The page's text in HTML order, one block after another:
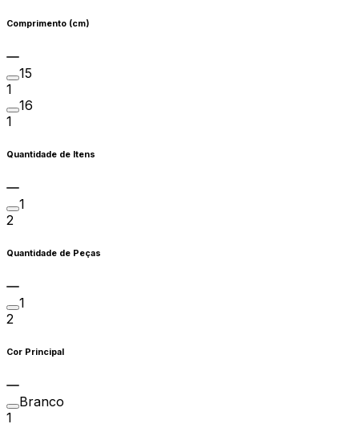
Comprimento (cm)
15
1
16
1
Quantidade de Itens
1
2
Quantidade de Peças
1
2
Cor Principal
Branco
1